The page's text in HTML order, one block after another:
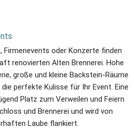
Firmenevents oder Konzerte finden
renovierten Alten Brennerei. Hohe
große und kleine Backstein-Räume
perfekte Kulisse für Ihr Event. Eine
Platz zum Verweilen und Feiern
und Brennerei und wird von
Laube flankiert.